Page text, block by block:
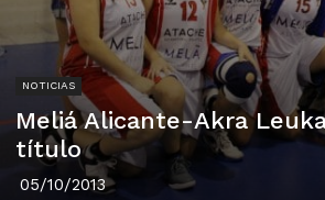
NOTICIAS
Meliá Alicante-Akra
título
05/10/2013